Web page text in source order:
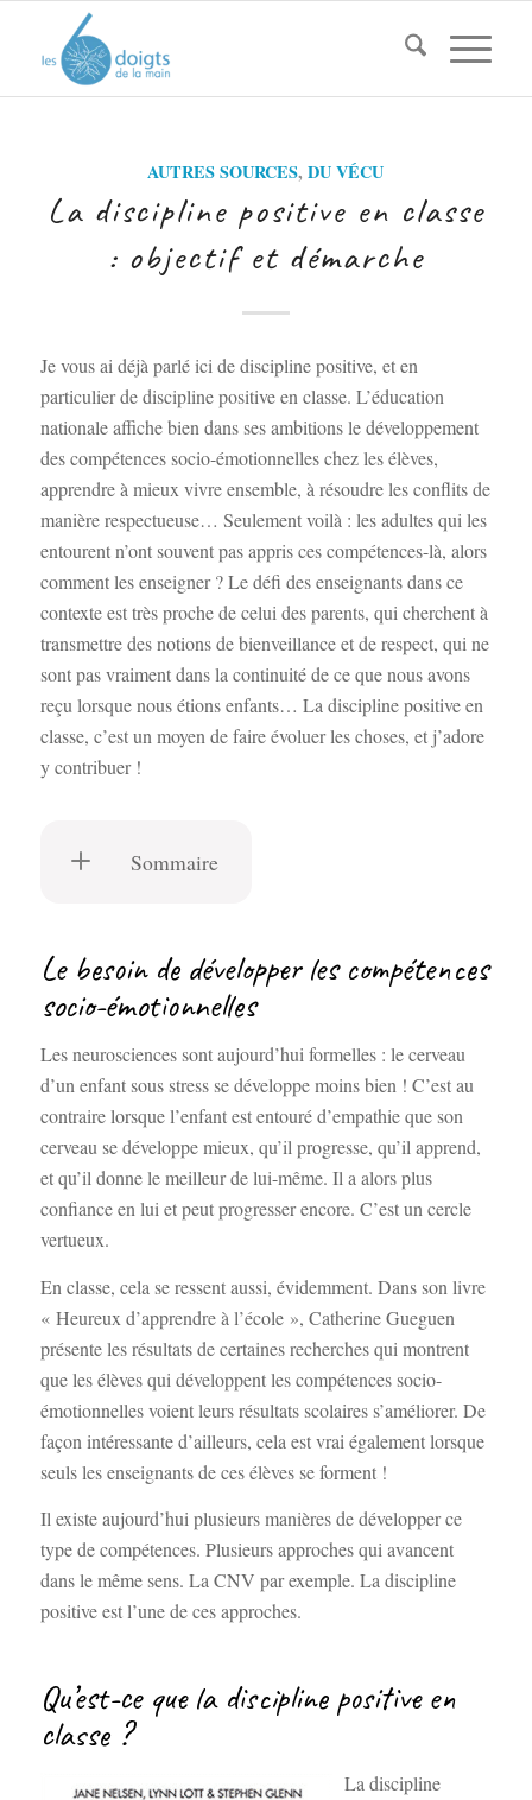
AUTRES SOURCES,DU VÉCU
La discipline positive en classe
: objectif et démarche
Je vous ai déjà parlé ici de discipline positive, et en
particulier de discipline positive en classe. L’éducation
nationale affiche bien dans ses ambitions le développement
des compétences socio-émotionnelles chez les élèves,
apprendre à mieux vivre ensemble, à résoudre les conflits de
manière respectueuse… Seulement voilà : les adultes qui les
entourent n’ont souvent pas appris ces compétences-là, alors
comment les enseigner ? Le défi des enseignants dans ce
contexte est très proche de celui des parents, qui cherchent à
transmettre des notions de bienveillance et de respect, qui ne
sont pas vraiment dans la continuité de ce que nous avons
reçu lorsque nous étions enfants… La discipline positive en
classe, c’est un moyen de faire évoluer les choses, et j’adore
y contribuer !
Sommaire
Le besoin de développer les compétences
socio-émotionnelles
Les neurosciences sont aujourd’hui formelles : le cerveau
d’un enfant sous stress se développe moins bien ! C’est au
contraire lorsque l’enfant est entouré d’empathie que son
cerveau se développe mieux, qu’il progresse, qu’il apprend,
et qu’il donne le meilleur de lui-même. Il a alors plus
confiance en lui et peut progresser encore. C’est un cercle
vertueux.
En classe, cela se ressent aussi, évidemment. Dans son livre
« Heureux d’apprendre à l’école », Catherine Gueguen
présente les résultats de certaines recherches qui montrent
que les élèves qui développent les compétences socio-
émotionnelles voient leurs résultats scolaires s’améliorer. De
façon intéressante d’ailleurs, cela est vrai également lorsque
seuls les enseignants de ces élèves se forment !
Il existe aujourd’hui plusieurs manières de développer ce
type de compétences. Plusieurs approches qui avancent
dans le même sens. La CNV par exemple. La discipline
positive est l’une de ces approches.
Qu’est-ce que la discipline positive en
classe ?
La discipline